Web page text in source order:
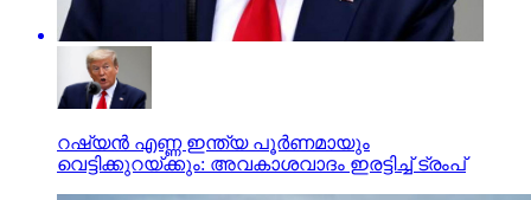
റഷ്യന്‍ എണ്ണ ഇന്ത്യ പൂര്‍ണമായും
വെട്ടിക്കുറയ്ക്കും: അവകാശവാദം ഇരട്ടിച്ച് ട്രംപ്